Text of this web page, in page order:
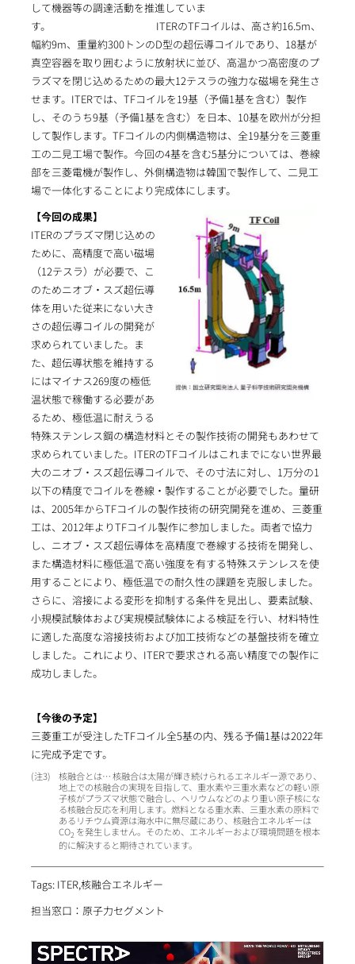
して機器等の調達活動を推進していま
す。 ITERのTFコイルは、高さ約16.5m、
幅約9m、重量約300トンのD型の超伝導コイルであり、18基が
真空容器を取り囲むように放射状に並び、高温かつ高密度のプ
ラズマを閉じ込めるための最大12テスラの強力な磁場を発生さ
せます。ITERでは、TFコイルを19基（予備1基を含む）製作
し、そのうち9基（予備1基を含む）を日本、10基を欧州が分担
して製作します。TFコイルの内側構造物は、全19基分を三菱重
工の二見工場で製作。今回の4基を含む5基分については、巻線
部を三菱電機が製作し、外側構造物は韓国で製作して、二見工
場で一体化することにより完成体にします。
【今回の成果】
ITERのプラズマ閉じ込めの
ために、高精度で高い磁場
（12テスラ）が必要で、こ
のためニオブ・スズ超伝導
体を用いた従来にない大き
さの超伝導コイルの開発が
求められていました。ま
た、超伝導状態を維持する
にはマイナス269度の極低
温状態で稼働する必要があ
るため、極低温に耐えうる
特殊ステンレス鋼の構造材料とその製作技術の開発もあわせて
求められていました。ITERのTFコイルはこれまでにない世界最
大のニオブ・スズ超伝導コイルで、その寸法に対し、1万分の1
以下の精度でコイルを巻線・製作することが必要でした。量研
は、2005年からTFコイルの製作技術の研究開発を進め、三菱重
工は、2012年よりTFコイル製作に参加しました。両者で協力
し、ニオブ・スズ超伝導体を高精度で巻線する技術を開発し、
また構造材料に極低温で高い強度を有する特殊ステンレスを使
用することにより、極低温での耐久性の課題を克服しました。
さらに、溶接による変形を抑制する条件を見出し、要素試験、
小規模試験体および実規模試験体による検証を行い、材料特性
に適した高度な溶接技術および加工技術などの基盤技術を確立
しました。これにより、ITERで要求される高い精度での製作に
成功しました。
【今後の予定】
三菱重工が受注したTFコイル全5基の内、残る予備1基は2022年
に完成予定です。
3
核融合とは… 核融合は太陽が輝き続けられるエネルギー源であり、
地上での核融合の実現を目指して、重水素や三重水素などの軽い原
子核がプラズマ状態で融合し、ヘリウムなどのより重い原子核にな
る核融合反応を利用します。燃料となる重水素、三重水素の原料で
あるリチウム資源は海水中に無尽蔵にあり、核融合エネルギーは
CO2 を発生しません。そのため、エネルギーおよび環境問題を根本
的に解決すると期待されています。
Tags: ITER,核融合エネルギー
担当窓口：原子力セグメント